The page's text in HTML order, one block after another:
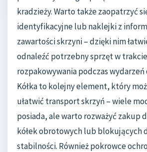
kradzieży. Warto także zaopatrzyć
identyfikacyjne lub naklejki z
zawartości skrzyni – dzięki nim
odnaleźć potrzebny sprzęt w
rozpakowywania podczas
Kółka to kolejny element, który
ułatwić transport skrzyń – wiele
posiada, ale warto rozważyć zakup
kółek obrotowych lub blokujących
stabilności. Również pokrowce